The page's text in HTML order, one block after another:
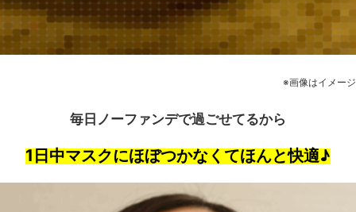
※画像はイメージ
毎日ノーファンデで過ごせてるから
1日中マスクにほぼつかなくてほんと快適♪